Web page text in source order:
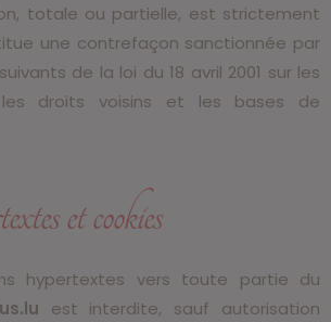
totale ou partielle, est strictement
une contrefaçon sanctionnée par
de la loi du 18 avril 2001 sur les
les droits voisins et les bases de
et cookies
hypertextes vers toute partie du
est interdite, sauf autorisation